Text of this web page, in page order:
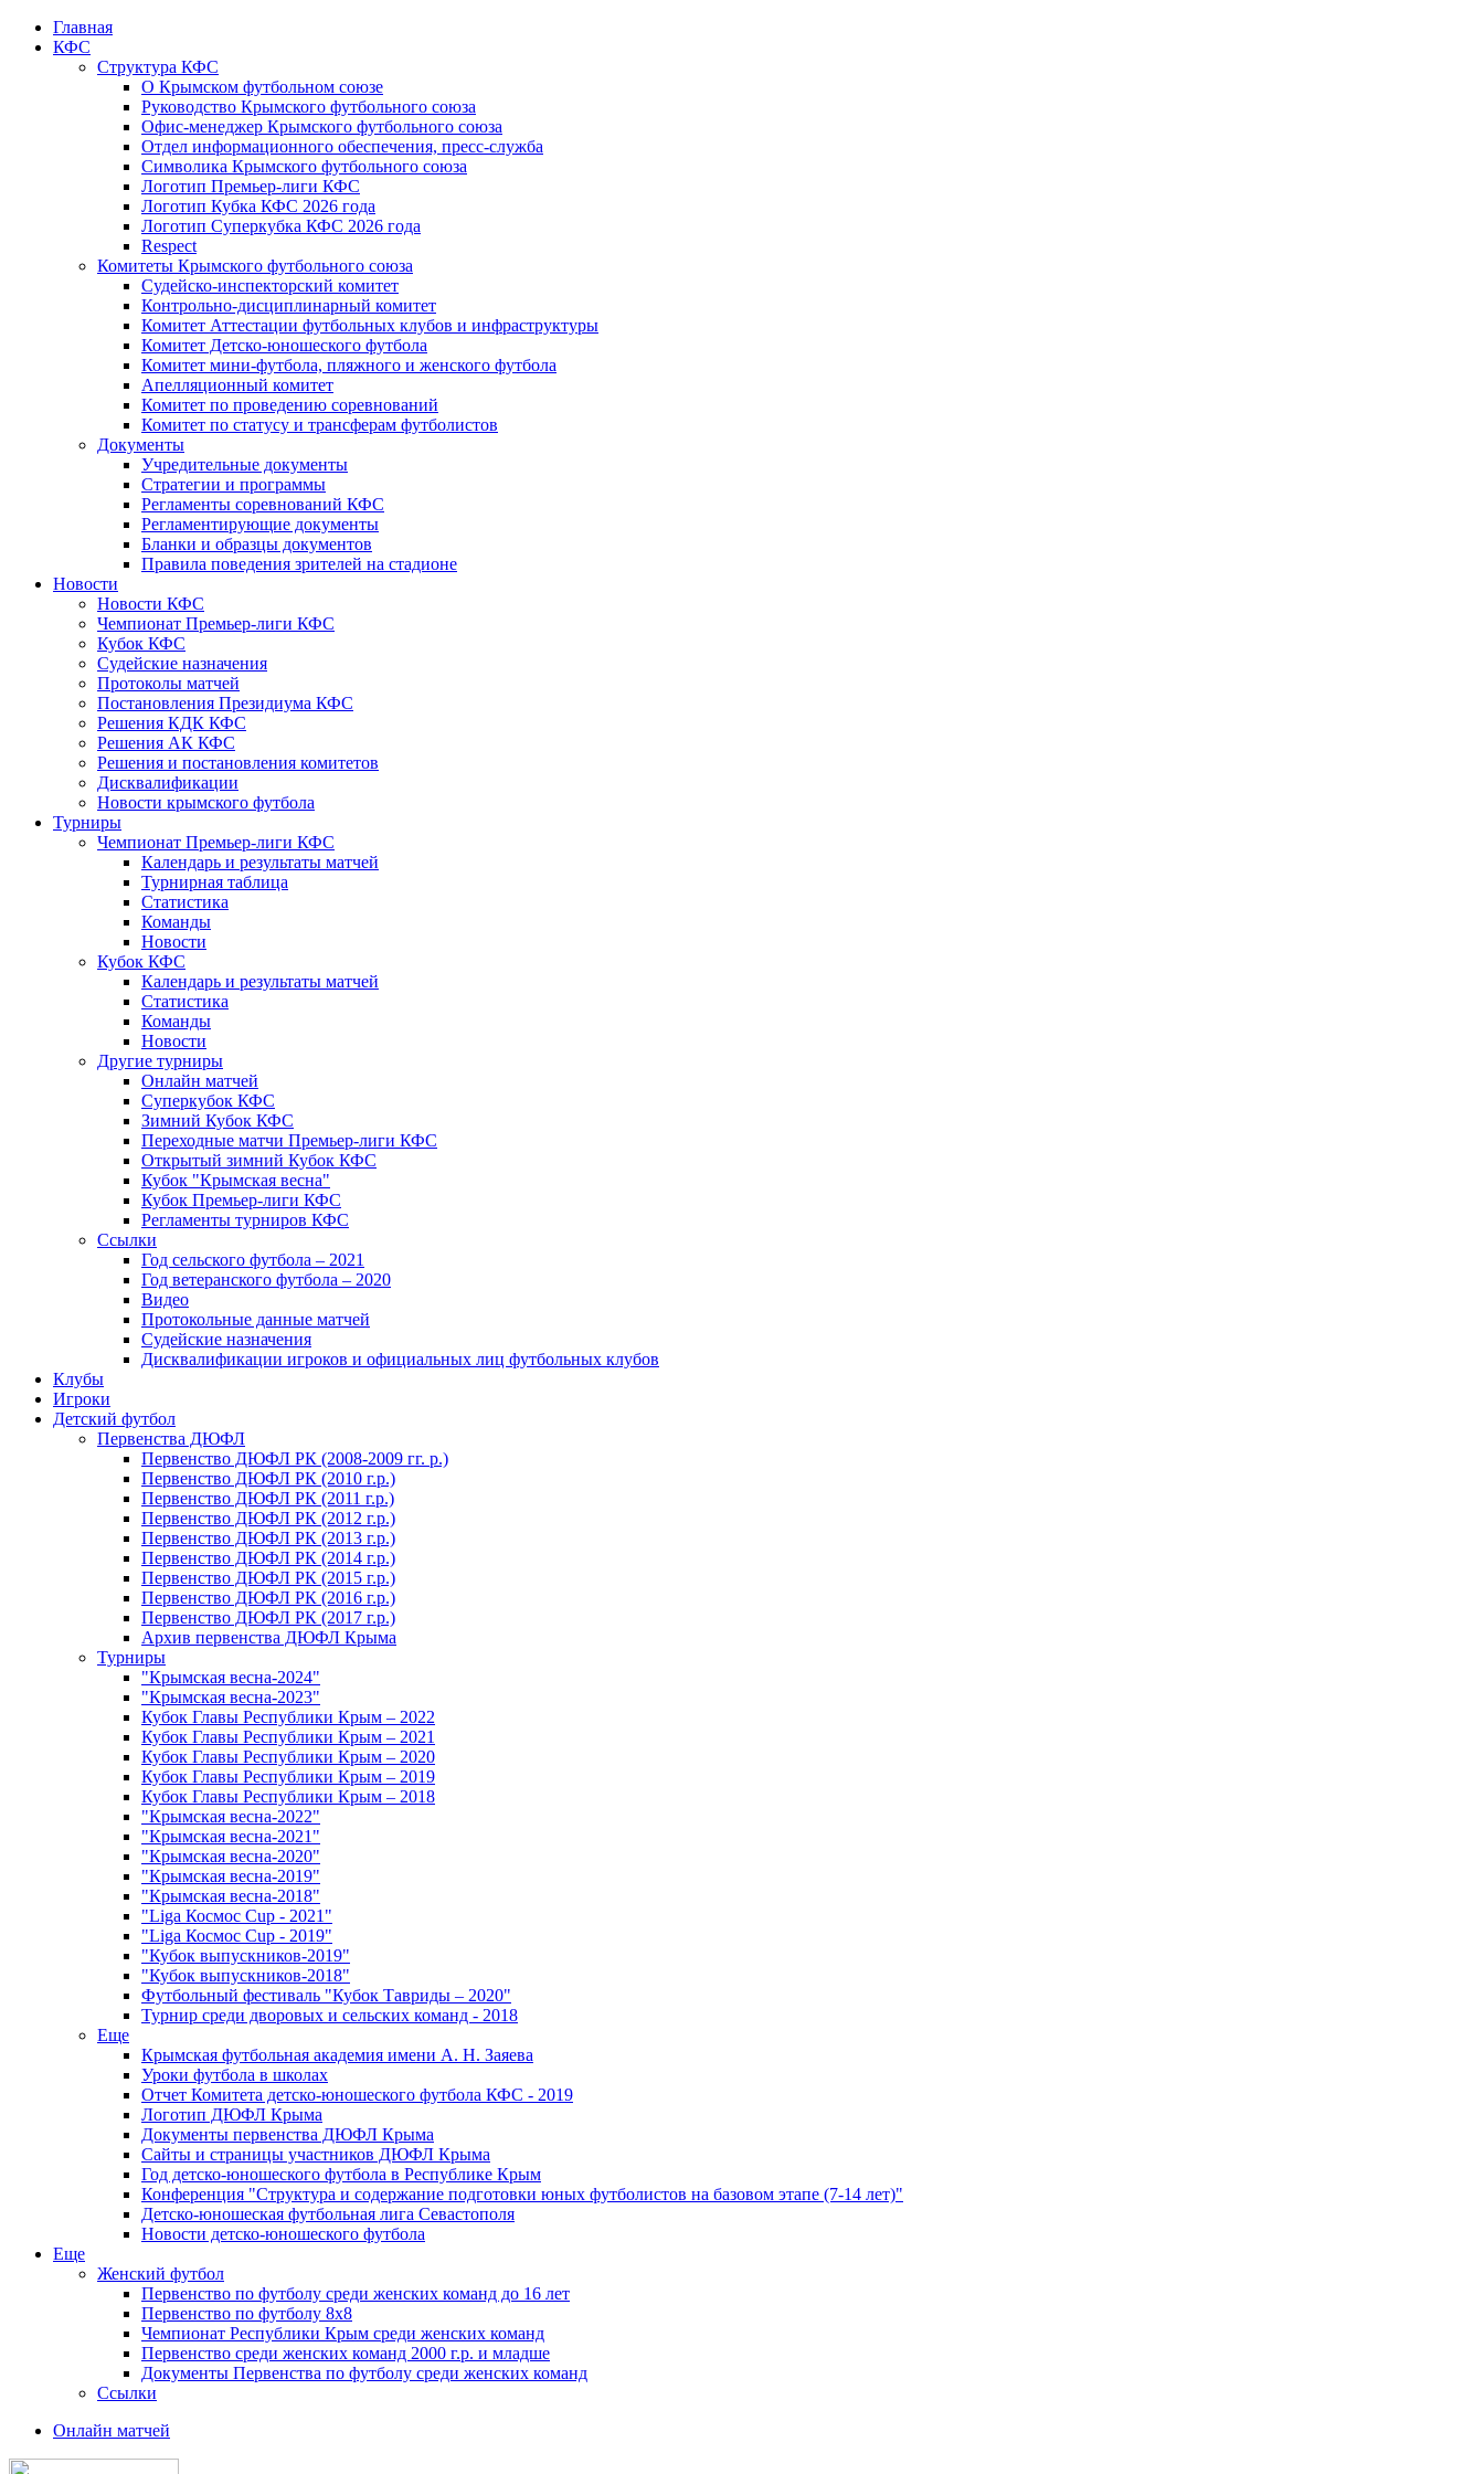
Главная
КФС
Структура КФС
О Крымском футбольном союзе
Руководство Крымского футбольного союза
Офис-менеджер Крымского футбольного союза
Отдел информационного обеспечения, пресс-служба
Символика Крымского футбольного союза
Логотип Премьер-лиги КФС
Логотип Кубка КФС 2026 года
Логотип Суперкубка КФС 2026 года
Respect
Комитеты Крымского футбольного союза
Судейско-инспекторский комитет
Контрольно-дисциплинарный комитет
Комитет Аттестации футбольных клубов и инфраструктуры
Комитет Детско-юношеского футбола
Комитет мини-футбола, пляжного и женского футбола
Апелляционный комитет
Комитет по проведению соревнований
Комитет по статусу и трансферам футболистов
Документы
Учредительные документы
Стратегии и программы
Регламенты соревнований КФС
Регламентирующие документы
Бланки и образцы документов
Правила поведения зрителей на стадионе
Новости
Новости КФС
Чемпионат Премьер-лиги КФС
Кубок КФС
Судейские назначения
Протоколы матчей
Постановления Президиума КФС
Решения КДК КФС
Решения АК КФС
Решения и постановления комитетов
Дисквалификации
Новости крымского футбола
Турниры
Чемпионат Премьер-лиги КФС
Календарь и результаты матчей
Турнирная таблица
Статистика
Команды
Новости
Кубок КФС
Календарь и результаты матчей
Статистика
Команды
Новости
Другие турниры
Онлайн матчей
Суперкубок КФС
Зимний Кубок КФС
Переходные матчи Премьер-лиги КФС
Открытый зимний Кубок КФС
Кубок "Крымская весна"
Кубок Премьер-лиги КФС
Регламенты турниров КФС
Ссылки
Год сельского футбола – 2021
Год ветеранского футбола – 2020
Видео
Протокольные данные матчей
Судейские назначения
Дисквалификации игроков и официальных лиц футбольных клубов
Клубы
Игроки
Детский футбол
Первенства ДЮФЛ
Первенство ДЮФЛ РК (2008-2009 гг. р.)
Первенство ДЮФЛ РК (2010 г.р.)
Первенство ДЮФЛ РК (2011 г.р.)
Первенство ДЮФЛ РК (2012 г.р.)
Первенство ДЮФЛ РК (2013 г.р.)
Первенство ДЮФЛ РК (2014 г.р.)
Первенство ДЮФЛ РК (2015 г.р.)
Первенство ДЮФЛ РК (2016 г.р.)
Первенство ДЮФЛ РК (2017 г.р.)
Архив первенства ДЮФЛ Крыма
Турниры
"Крымская весна-2024"
"Крымская весна-2023"
Кубок Главы Республики Крым – 2022
Кубок Главы Республики Крым – 2021
Кубок Главы Республики Крым – 2020
Кубок Главы Республики Крым – 2019
Кубок Главы Республики Крым – 2018
"Крымская весна-2022"
"Крымская весна-2021"
"Крымская весна-2020"
"Крымская весна-2019"
"Крымская весна-2018"
"Liga Космос Cup - 2021"
"Liga Космос Cup - 2019"
"Кубок выпускников-2019"
"Кубок выпускников-2018"
Футбольный фестиваль "Кубок Тавриды – 2020"
Турнир среди дворовых и сельских команд - 2018
Еще
Крымская футбольная академия имени А. Н. Заяева
Уроки футбола в школах
Отчет Комитета детско-юношеского футбола КФС - 2019
Логотип ДЮФЛ Крыма
Документы первенства ДЮФЛ Крыма
Сайты и страницы участников ДЮФЛ Крыма
Год детско-юношеского футбола в Республике Крым
Конференция "Структура и содержание подготовки юных футболистов на базовом этапе (7-14 лет)"
Детско-юношеская футбольная лига Севастополя
Новости детско-юношеского футбола
Еще
Женский футбол
Первенство по футболу среди женских команд до 16 лет
Первенство по футболу 8х8
Чемпионат Республики Крым среди женских команд
Первенство среди женских команд 2000 г.р. и младше
Документы Первенства по футболу среди женских команд
Ссылки
Онлайн матчей